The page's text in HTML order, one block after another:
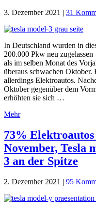
3. Dezember 2021 | 31
In Deutschland wurden in
200.000 Pkw neu
als im selben Monat des
überaus schwachen
allerdings Elektroautos.
Oktober gegenüber dem
erhöhten sie sich …
Mehr
73%
November, Tesla
3 an der Spitze
2. Dezember 2021 | 95